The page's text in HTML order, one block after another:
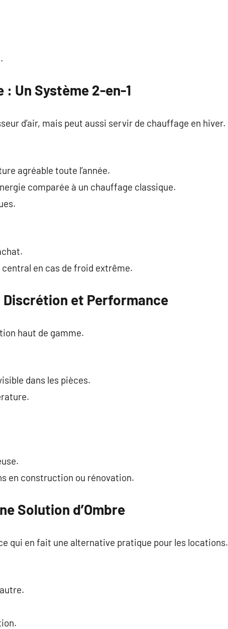
Un Système 2-en-1
d’air, mais peut aussi servir de chauffage en hiver.
agréable toute l’année.
comparée à un chauffage classique.
en cas de froid extrême.
et Performance
haut de gamme.
dans les pièces.
en construction ou rénovation.
Solution d’Ombre
qui en fait une alternative pratique pour les locations.